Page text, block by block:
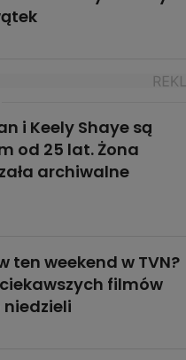
i Keely Shaye są
od 25 lat. Żona
archiwalne
ten weekend w TVN?
filmów